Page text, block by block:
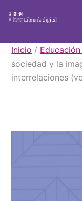
contenido
Libros
UAEM
Inicio /
sociedad y la
interrelaciones